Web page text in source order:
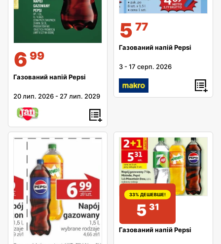
6 99
Газований напій Pepsi
20 лип. 2026 - 27 лип. 2029
5 77
Газований напій Pepsi
3 -17 серп. 2026
33% ДЕШЕВШЕ!
5 31
Газований напій Pepsi